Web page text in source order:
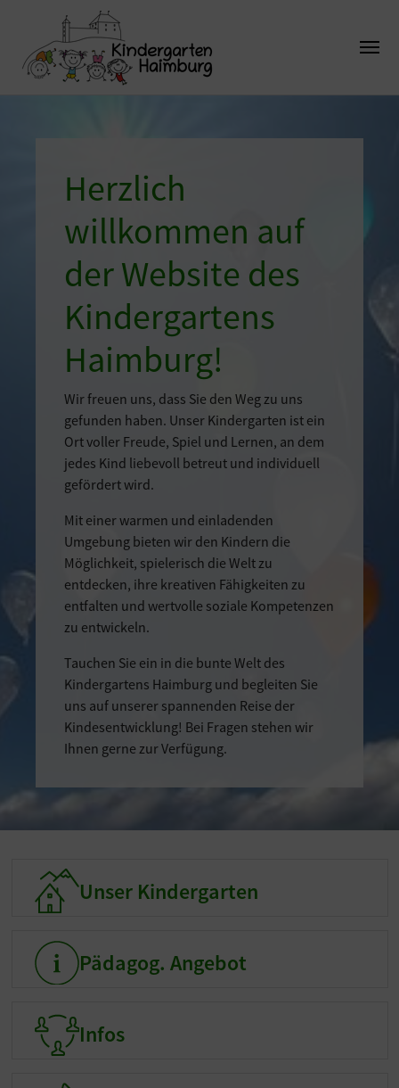
Herzlich
willkommen auf
der Website des
Kindergartens
Haimburg!
Wir freuen uns, dass Sie den Weg zu uns
gefunden haben. Unser Kindergarten ist ein
Ort voller Freude, Spiel und Lernen, an dem
jedes Kind liebevoll betreut und individuell
gefördert wird.
Mit einer warmen und einladenden
Umgebung bieten wir den Kindern die
Möglichkeit, spielerisch die Welt zu
entdecken, ihre kreativen Fähigkeiten zu
entfalten und wertvolle soziale Kompetenzen
zu entwickeln.
Tauchen Sie ein in die bunte Welt des
Kindergartens Haimburg und begleiten Sie
uns auf unserer spannenden Reise der
Kindesentwicklung! Bei Fragen stehen wir
Ihnen gerne zur Verfügung.
Unser Kindergarten
Unser Kindergarten
Pädagog. AngebotPädagog. Angebot
Infos